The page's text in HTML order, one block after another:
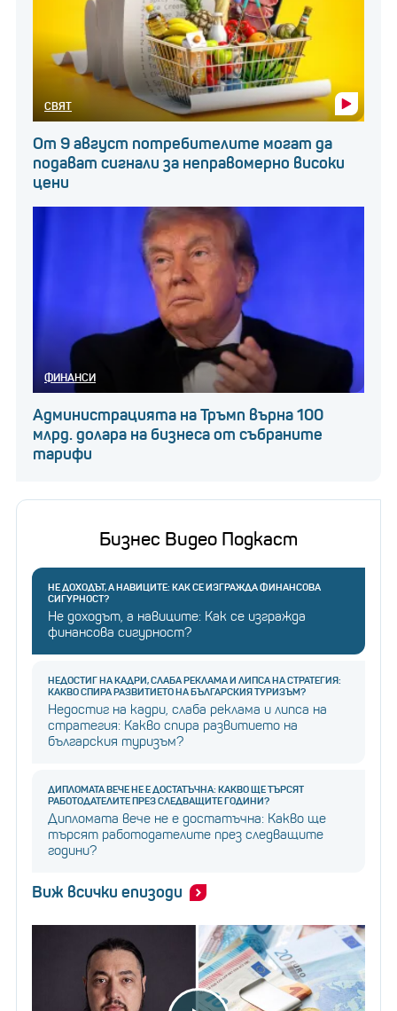
СВЯТ
От 9 август потребителите могат да
подават сигнали за неправомерно високи
цени
ФИНАНСИ
Администрацията на Тръмп върна 100
млрд. долара на бизнеса от събраните
тарифи
Бизнес Видео Подкаст
НЕ ДОХОДЪТ, А НАВИЦИТЕ: КАК СЕ ИЗГРАЖДА ФИНАНСОВА
СИГУРНОСТ?
Не доходът, а навиците: Как се изгражда
финансова сигурност?
НЕДОСТИГ НА КАДРИ, СЛАБА РЕКЛАМА И ЛИПСА НА СТРАТЕГИЯ:
КАКВО СПИРА РАЗВИТИЕТО НА БЪЛГАРСКИЯ ТУРИЗЪМ?
Недостиг на кадри, слаба реклама и липса на
стратегия: Какво спира развитието на
българския туризъм?
ДИПЛОМАТА ВЕЧЕ НЕ Е ДОСТАТЪЧНА: КАКВО ЩЕ ТЪРСЯТ
РАБОТОДАТЕЛИТЕ ПРЕЗ СЛЕДВАЩИТЕ ГОДИНИ?
Дипломата вече не е достатъчна: Какво ще
търсят работодателите през следващите
години?
Виж всички епизоди